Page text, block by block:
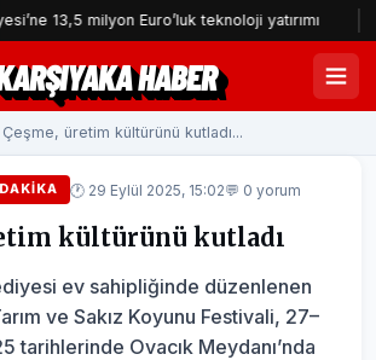
Euro’luk teknoloji yatırımı İzmir
HABER
Çeşme, üretim kültürünü kutladı...
🕐 29 Eylül 2025, 15:02💬 0 yorum
kültürünü kutladı
ev sahipliğinde düzenlenen
ve Sakız Koyunu Festivali, 27–
tarihlerinde Ovacık Meydanı’nda